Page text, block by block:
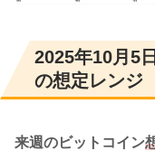
2025年10月5
の想定レンジ
来週のビットコイン